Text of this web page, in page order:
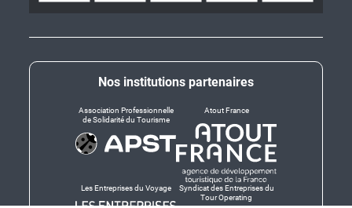
Nos institutions partenaires
Association Professionnelle
de Solidarité du Tourisme
Atout France
Les Entreprises du Voyage
Syndicat des Entreprises du
Tour Operating